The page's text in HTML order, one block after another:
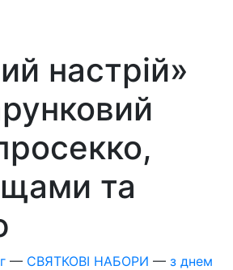
настрій»
та
— СВЯТКОВІ НАБОРИ — з днем